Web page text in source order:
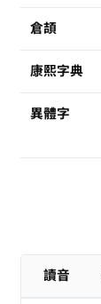
倉頡
康熙字典
異體字
讀音